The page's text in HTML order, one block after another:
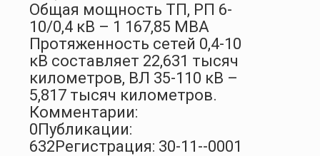
Общая мощность ТП, РП 6-
10/0,4 кВ – 1 167,85 МВА
Протяженность сетей 0,4-10
кВ составляет 22,631 тысяч
километров, ВЛ 35-110 кВ –
5,817 тысяч километров.
Комментарии:
0Публикации:
632Регистрация: 30-11--0001